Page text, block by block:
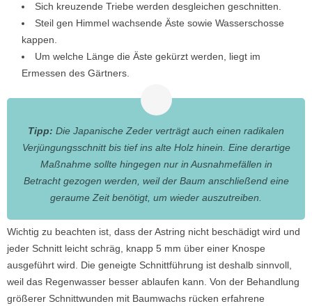
Sich kreuzende Triebe werden desgleichen geschnitten.
Steil gen Himmel wachsende Äste sowie Wasserschosse
kappen.
Um welche Länge die Äste gekürzt werden, liegt im
Ermessen des Gärtners.
Tipp: Die Japanische Zeder verträgt auch einen radikalen
Verjüngungsschnitt bis tief ins alte Holz hinein. Eine derartige
Maßnahme sollte hingegen nur in Ausnahmefällen in
Betracht gezogen werden, weil der Baum anschließend eine
geraume Zeit benötigt, um wieder auszutreiben.
Wichtig zu beachten ist, dass der Astring nicht beschädigt wird und
jeder Schnitt leicht schräg, knapp 5 mm über einer Knospe
ausgeführt wird. Die geneigte Schnittführung ist deshalb sinnvoll,
weil das Regenwasser besser ablaufen kann. Von der Behandlung
größerer Schnittwunden mit Baumwachs rücken erfahrene